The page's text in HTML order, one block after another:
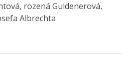
rozená Guldenerová,
Albrechta